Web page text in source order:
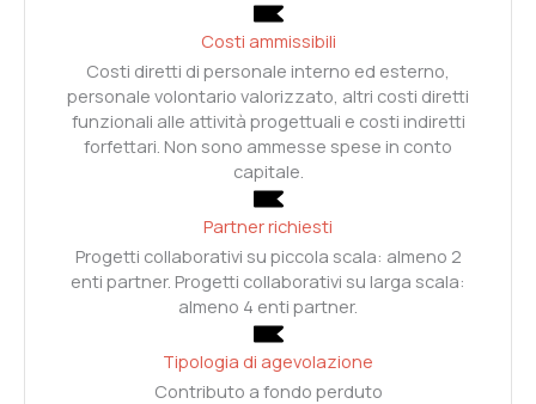
Costi ammissibili
Costi diretti di personale interno ed esterno,
personale volontario valorizzato, altri costi diretti
funzionali alle attività progettuali e costi indiretti
forfettari. Non sono ammesse spese in conto
capitale.
Partner richiesti
Progetti collaborativi su piccola scala: almeno 2
enti partner. Progetti collaborativi su larga scala:
almeno 4 enti partner.
Tipologia di agevolazione
Contributo a fondo perduto